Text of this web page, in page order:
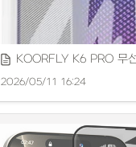
KOORFLY K6 PRO 무
2026/05/11 16:24